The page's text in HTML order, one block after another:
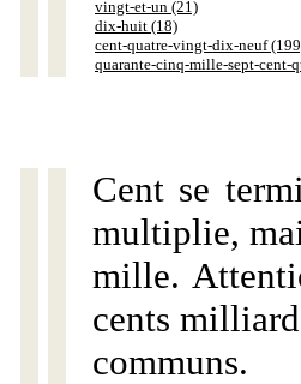
vingt-et-un (21)
dix-huit (18)
cent-quatre-vingt-dix-neuf
quarante-cinq-mille-sept-cent-
Cent se
multiplie,
mille.
cents
communs.